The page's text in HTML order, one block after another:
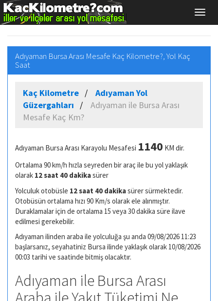
Adıyaman Bursa Arası Mesafe Kaç Kilometre?, Yol Kaç
Saat
Kaç Kilometre
Adıyaman Yol
Güzergahları
Adıyaman ile Bursa Arası
Mesafe Kaç Km?
Adıyaman Bursa Arası Karayolu Mesafesi 1140 KM dir.
Ortalama 90 km/h hızla seyreden bir araç ile bu yol yaklaşık
olarak 12 saat 40 dakikasürer
Yolculuk otobüsle 12 saat 40 dakikasürer sürmektedir.
Otobüsün ortalama hızı 90 Km/s olarak ele alınmıştır.
Duraklamalar için de ortalama 15 veya 30 dakika süre ilave
edilmesi gerekebilir.
Adıyaman ilinden araba ile yolculuğa şu anda 09/08/2026 11:23
başlarsanız, seyahatiniz Bursa ilinde yaklaşık olarak 10/08/2026
00:03 tarihi ve saatinde bitmiş olacaktır.
Adıyaman ile Bursa Arası